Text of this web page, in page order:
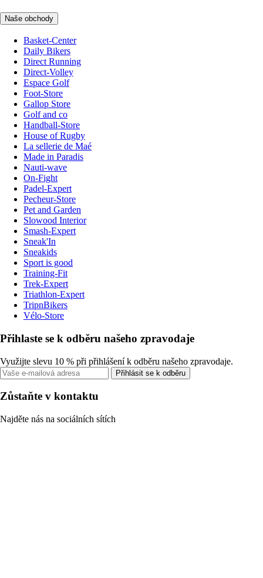
Naše obchody
Basket-Center
Daily Bikers
Direct Running
Direct-Volley
Espace Golf
Foot-Store
Gallop Store
Golf and co
Handball-Store
House of Rugby
La sellerie de Maé
Made in Paradis
Nauti-wave
On-Fight
Padel-Expert
Pecheur-Store
Pet and Garden
Slowood Interior
Smash-Expert
Sneak'In
Sneakids
Sport is good
Training-Fit
Trek-Expert
Triathlon-Expert
TripnBikers
Vélo-Store
Přihlaste se k odběru našeho zpravodaje
Využijte slevu 10 % při přihlášení k odběru našeho zpravodaje.
Přihlásit se k odběru
Zůstaňte v kontaktu
Najděte nás na sociálních sítích